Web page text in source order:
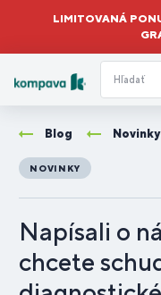
LIMITOVANÁ
Blog Novinky
NOVINKY
Napísali o
chcete